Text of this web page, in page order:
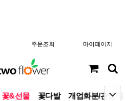
주문조회 마이페이지
꽃&선물 꽃다발 개업화분/관엽식